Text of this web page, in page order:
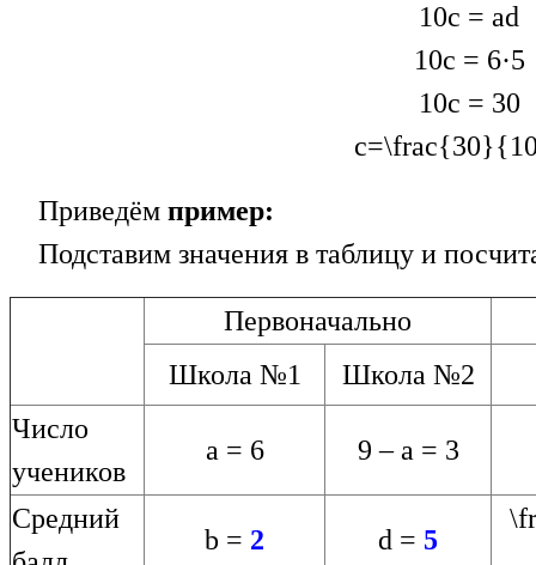
10c = ad
10с = 6·5
10с = 30
Приведём пример:
Подставим значения в таблицу и
Первоначально
Школа №1
Школа №2
Число
учеников
a = 6 9 – a = 3
Средний
b = 2 d = 5